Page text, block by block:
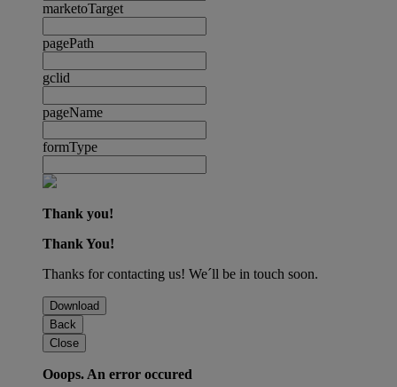
marketoTarget
pagePath
gclid
pageName
formType
Thank you!
Thank You!
Thanks for contacting us! We´ll be in touch soon.
Download
Back
Close
Ooops. An error occured